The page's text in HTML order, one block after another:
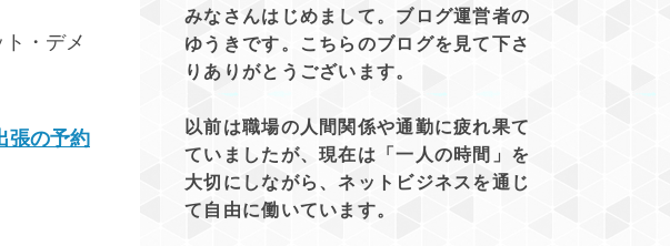
・デメ
張の予約
みなさんはじめまして。ブログ運営者の
ゆうきです。こちらのブログを見て下さ
りありがとうございます。
以前は職場の人間関係や通勤に疲れ果て
ていましたが、現在は「一人の時間」を
大切にしながら、ネットビジネスを通じ
て自由に働いています。